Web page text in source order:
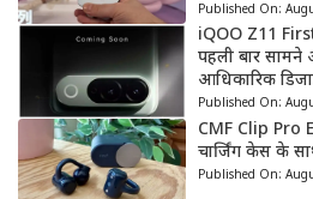
Published On:
iQOO Z11
पहली बार
आधिकारिक
Published On:
CMF Clip Pro
चार्जिंग केस के
Published On: